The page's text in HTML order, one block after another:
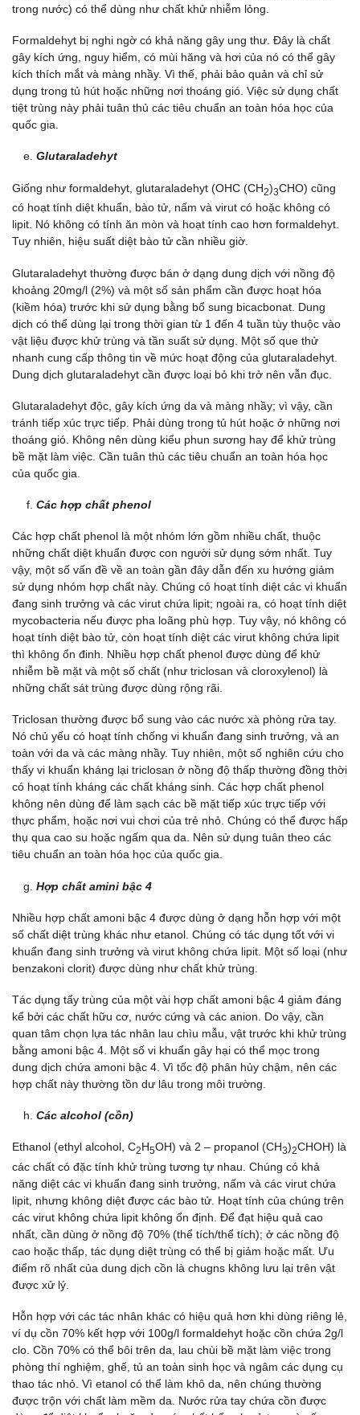
trong nước) có thể dùng như chất khử nhiễm lỏng.
Formaldehyt bị nghi ngờ có khả năng gây ung thư. Đây là chất
gây kích ứng, nguy hiểm, có mùi hăng và hơi của nó có thể gây
kích thích mắt và màng nhầy. Vì thế, phải bảo quản và chỉ sử
dụng trong tủ hút hoặc những nơi thoáng gió. Việc sử dụng chất
tiệt trùng này phải tuân thủ các tiêu chuẩn an toàn hóa học của
quốc gia.
Glutaraladehyt
Giống như formaldehyt, glutaraladehyt (OHC (CH2)3CHO) cũng
có hoạt tính diệt khuẩn, bào tử, nấm và virut có hoặc không có
lipit. Nó không có tính ăn mòn và hoạt tính cao hơn formaldehyt.
Tuy nhiên, hiệu suất diệt bào tử cần nhiều giờ.
Glutaraladehyt thường được bán ở dạng dung dịch với nồng độ
khoảng 20mg/l (2%) và một số sản phẩm cần được hoạt hóa
(kiềm hóa) trước khi sử dụng bằng bổ sung bicacbonat. Dung
dịch có thể dùng lại trong thời gian từ 1 đến 4 tuần tùy thuộc vào
vật liệu được khử trùng và tần suất sử dụng. Một số que thử
nhanh cung cấp thông tin về mức hoạt động của glutaraladehyt.
Dung dịch glutaraladehyt cần được loại bỏ khi trở nên vẫn đục.
Glutaraladehyt độc, gây kích ứng da và màng nhầy; vì vậy, cần
tránh tiếp xúc trực tiếp. Phải dùng trong tủ hút hoặc ở những nơi
thoáng gió. Không nên dùng kiểu phun sương hay để khử trùng
bề mặt làm việc. Cần tuân thủ các tiêu chuẩn an toàn hóa học
của quốc gia.
Các hợp chất phenol
Các hợp chất phenol là một nhóm lớn gồm nhiều chất, thuộc
những chất diệt khuẩn được con người sử dụng sớm nhất. Tuy
vậy, một số vấn đề về an toàn gần đây dẫn đến xu hướng giảm
sử dụng nhóm hợp chất này. Chúng có hoạt tính diệt các vi khuẩn
đang sinh trưởng và các virut chứa lipit; ngoài ra, có hoạt tính diệt
mycobacteria nếu được pha loãng phù hợp. Tuy vậy, nó không có
hoạt tính diệt bào tử, còn hoạt tính diệt các virut không chứa lipit
thì không ổn đinh. Nhiều hợp chất phenol được dùng để khử
nhiễm bề mặt và một số chất (như triclosan và cloroxylenol) là
những chất sát trùng được dùng rộng rãi.
Triclosan thường được bổ sung vào các nước xà phòng rửa tay.
Nó chủ yếu có hoạt tính chống vi khuẩn đang sinh trưởng, và an
toàn với da và các màng nhầy. Tuy nhiên, một số nghiên cứu cho
thấy vi khuẩn kháng lại triclosan ở nồng độ thấp thường đồng thời
có hoạt tính kháng các chất kháng sinh. Các hợp chất phenol
không nên dùng để làm sạch các bề mặt tiếp xúc trực tiếp với
thực phẩm, hoặc nơi vui chơi của trẻ nhỏ. Chúng có thể được hấp
thụ qua cao su hoặc ngấm qua da. Nên sử dụng tuân theo các
tiêu chuẩn an toàn hóa học của quốc gia.
Hợp chất amini bậc 4
Nhiều hợp chất amoni bậc 4 được dùng ở dạng hỗn hợp với một
số chất diệt trùng khác như etanol. Chúng có tác dụng tốt với vi
khuẩn đang sinh trưởng và virut không chứa lipit. Một số loại (như
benzakoni clorit) được dùng như chất khử trùng.
Tác dụng tẩy trùng của một vài hợp chất amoni bậc 4 giảm đáng
kể bởi các chất hữu cơ, nước cứng và các anion. Do vậy, cần
quan tâm chọn lựa tác nhân lau chìu mẫu, vật trước khi khử trùng
bằng amoni bậc 4. Một số vi khuẩn gây hại có thể mọc trong
dung dịch chứa amoni bậc 4. Vì tốc độ phân hủy chậm, nên các
hợp chất này thường tồn dư lâu trong môi trường.
Các alcohol (cồn)
Ethanol (ethyl alcohol, C2H5OH) và 2 – propanol (CH3)2CHOH) là
các chất có đặc tính khử trùng tương tự nhau. Chúng có khả
năng diệt các vi khuẩn đang sinh trưởng, nấm và các virut chứa
lipit, nhưng không diệt được các bào tử. Hoạt tính của chúng trên
các virut không chứa lipit không ổn định. Để đạt hiệu quả cao
nhất, cần dùng ở nồng độ 70% (thể tích/thể tích); ở các nồng độ
cao hoặc thấp, tác dụng diệt trùng có thể bị giảm hoặc mất. Ưu
điểm rõ nhất của dung dịch cồn là chugns không lưu lại trên vật
được xử lý.
Hỗn hợp với các tác nhân khác có hiệu quả hơn khi dùng riêng lẻ,
ví dụ cồn 70% kết hợp với 100g/l formaldehyt hoặc cồn chứa 2g/l
clo. Cồn 70% có thể bôi trên da, lau chùi bề mặt làm việc trong
phòng thí nghiệm, ghế, tủ an toàn sinh học và ngâm các dụng cụ
thao tác nhỏ. Vì etanol có thể làm khô da, nên chúng thường
được trộn với chất làm mềm da. Nước rửa tay chứa cồn được